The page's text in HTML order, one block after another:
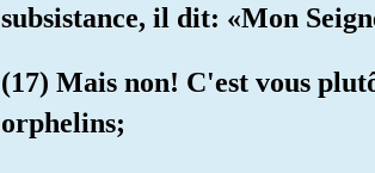
subsistance, il dit: «Mon
(17) Mais non! C'est vous
orphelins;